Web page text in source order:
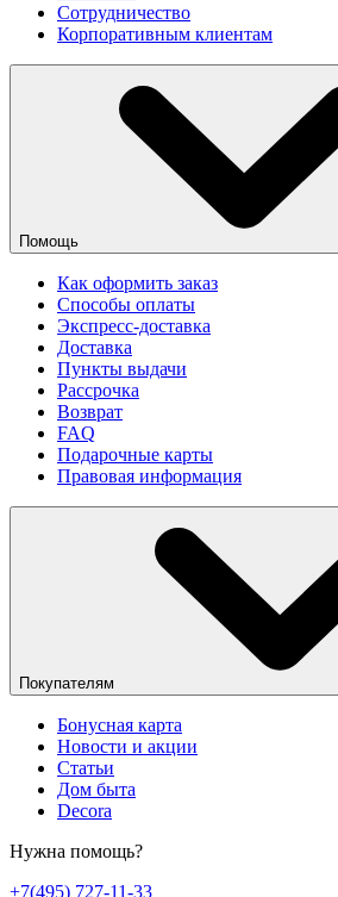
Сотрудничество
Корпоративным клиентам
Помощь
Как оформить заказ
Способы оплаты
Экспресс-доставка
Доставка
Пункты выдачи
Рассрочка
Возврат
FAQ
Подарочные карты
Правовая информация
Покупателям
Бонусная карта
Новости и акции
Статьи
Дом быта
Decora
Нужна помощь?
+7(495) 727-11-33